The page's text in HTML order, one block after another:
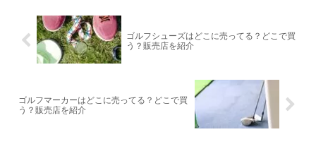
ゴルフシューズはどこに売ってる？どこで買
う？販売店を紹介
ゴルフマーカーはどこに売ってる？どこで買
う？販売店を紹介